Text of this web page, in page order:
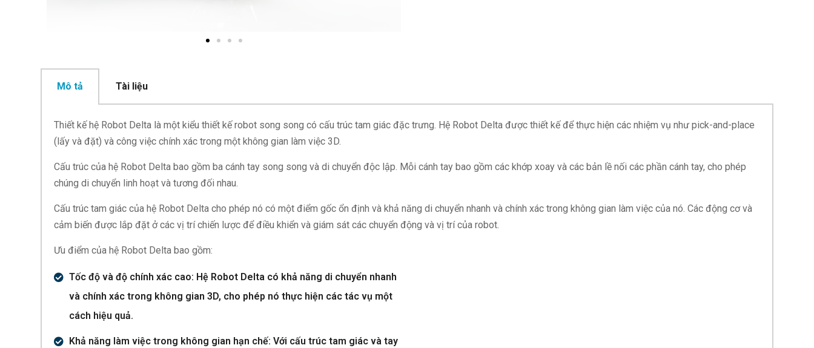
Mô tả Tài liệu
Thiết kế hệ Robot Delta là một kiểu thiết kế robot song song có cấu trúc tam giác đặc trưng. Hệ Robot Delta được thiết kế để thực hiện các nhiệm vụ như pick-and-place
(lấy và đặt) và công việc chính xác trong một không gian làm việc 3D.
Cấu trúc của hệ Robot Delta bao gồm ba cánh tay song song và di chuyển độc lập. Mỗi cánh tay bao gồm các khớp xoay và các bản lề nối các phần cánh tay, cho phép
chúng di chuyển linh hoạt và tương đối nhau.
Cấu trúc tam giác của hệ Robot Delta cho phép nó có một điểm gốc ổn định và khả năng di chuyển nhanh và chính xác trong không gian làm việc của nó. Các động cơ và
cảm biến được lắp đặt ở các vị trí chiến lược để điều khiển và giám sát các chuyển động và vị trí của robot.
Ưu điểm của hệ Robot Delta bao gồm:
Tốc độ và độ chính xác cao: Hệ Robot Delta có khả năng di chuyển nhanh
và chính xác trong không gian 3D, cho phép nó thực hiện các tác vụ một
cách hiệu quả.
Khả năng làm việc trong không gian hạn chế: Với cấu trúc tam giác và tay